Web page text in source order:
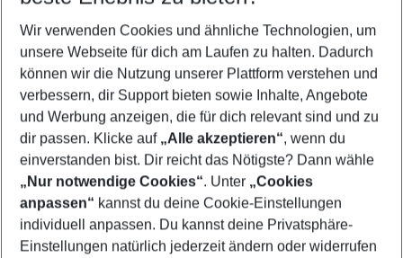
2 Erwachsene Keine Kinder
Mehr Filter anzeigen
Footer
Footer navigation
Über uns
Wir verwenden Cookies und ähnliche Technologien, um
unsere Webseite für dich am Laufen zu halten. Dadurch
können wir die Nutzung unserer Plattform verstehen und
verbessern, dir Support bieten sowie Inhalte, Angebote
und Werbung anzeigen, die für dich relevant sind und zu
dir passen. Klicke auf „Alle akzeptieren“, wenn du
einverstanden bist. Dir reicht das Nötigste? Dann wähle
„Nur notwendige Cookies“. Unter „Cookies
anpassen“ kannst du deine Cookie-Einstellungen
individuell anpassen. Du kannst deine Privatsphäre-
Einstellungen natürlich jederzeit ändern oder widerrufen